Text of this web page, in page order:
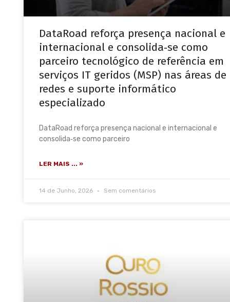
DataRoad reforça presença nacional e
internacional e consolida‑se como
parceiro tecnológico de referência em
serviços IT geridos (MSP) nas áreas de
redes e suporte informático
especializado
DataRoad reforça presença nacional e internacional e
consolida‑se como parceiro
LER MAIS ... »
14 de Junho, 2026 Sem comentários